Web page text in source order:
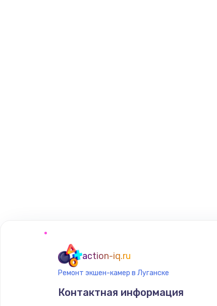
action-iq.ru
Ремонт экшен-камер в Луганске
Контактная информация